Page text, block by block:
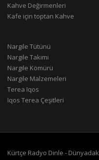
Kahve Değirmenleri
Kafe için toptan Kahve
Nargile Tütünü
Nargile Takımı
Nargile Kömürü
Nargile Malzemeleri
Terea Iqos
Iqos Terea Çeşitleri
Kürtçe Radyo Dinle -